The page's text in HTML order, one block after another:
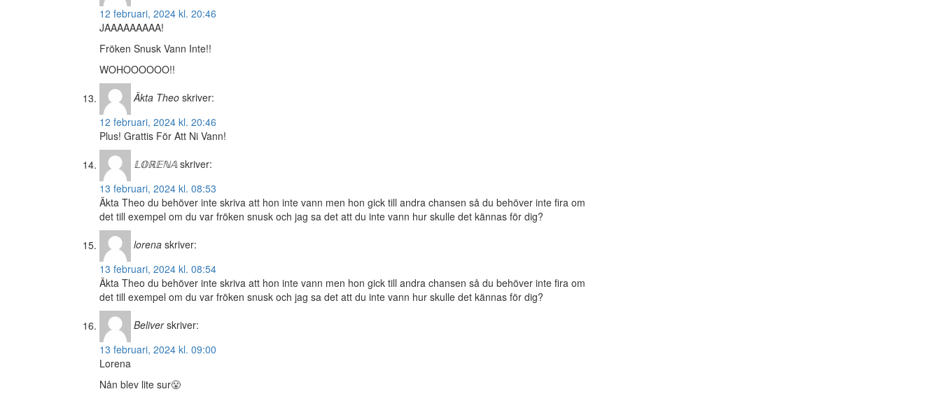
12 februari, 2024 kl. 20:46
JAAAAAAAAA!
Fröken Snusk Vann Inte!!
WOHOOOOOO!!
Äkta Theo skriver:
12 februari, 2024 kl. 20:46
Plus! Grattis För Att Ni Vann!
𝕃𝕆ℝ𝔼ℕ𝔸 skriver:
13 februari, 2024 kl. 08:53
Äkta Theo du behöver inte skriva att hon inte vann men hon gick till andra chansen så du behöver inte fira om
det till exempel om du var fröken snusk och jag sa det att du inte vann hur skulle det kännas för dig?
lorena skriver:
13 februari, 2024 kl. 08:54
Äkta Theo du behöver inte skriva att hon inte vann men hon gick till andra chansen så du behöver inte fira om
det till exempel om du var fröken snusk och jag sa det att du inte vann hur skulle det kännas för dig?
Beliver skriver:
13 februari, 2024 kl. 09:00
Lorena
Nån blev lite sur😤